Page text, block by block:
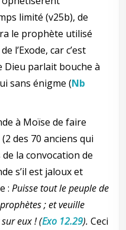
limité (v25b), de
le prophète utilisé
l’Exode, car c’est
Dieu parlait bouche à
sans énigme (Nb
à Moïse de faire
des 70 anciens qui
la convocation de
s’il est jaloux et
:Puisse tout le peuple de
; et veuille
eux ! (Exo 12.29). Ceci